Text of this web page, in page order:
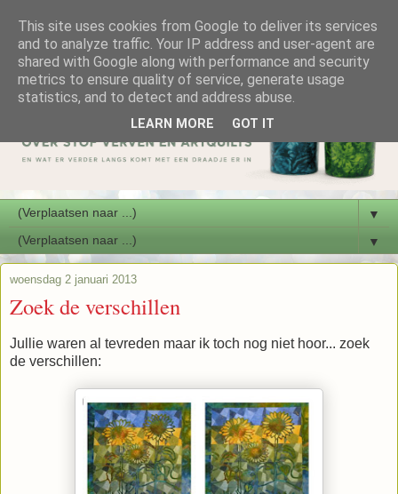
▼
▼
woensdag 2 januari 2013
Zoek de verschillen
Jullie waren al tevreden maar ik toch nog niet hoor... zoek
de verschillen:
This site uses cookies from Google to deliver its services
and to analyze traffic. Your IP address and user-agent are
shared with Google along with performance and security
metrics to ensure quality of service, generate usage
statistics, and to detect and address abuse.
LEARN MORE GOT IT